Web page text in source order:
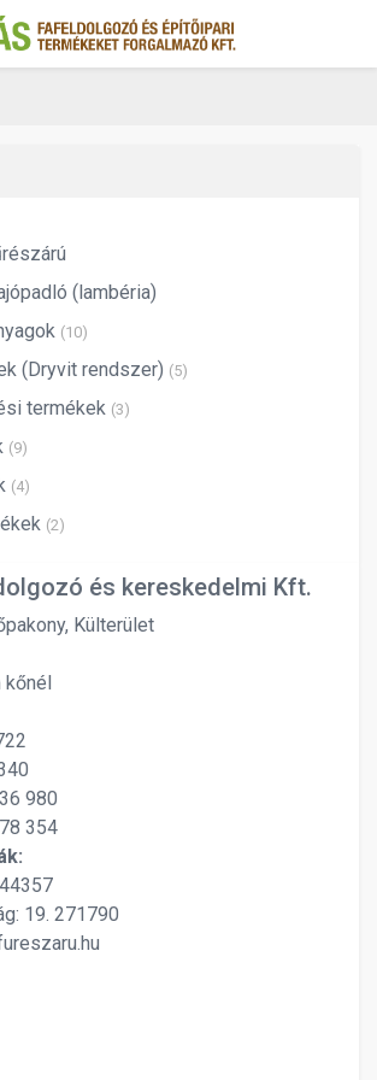
(lambéria)
(10)
(Dryvit rendszer) (5)
termékek (3)
(9)
(4)
(2)
és kereskedelmi Kft.
Külterület
kőnél
980
354
19. 271790